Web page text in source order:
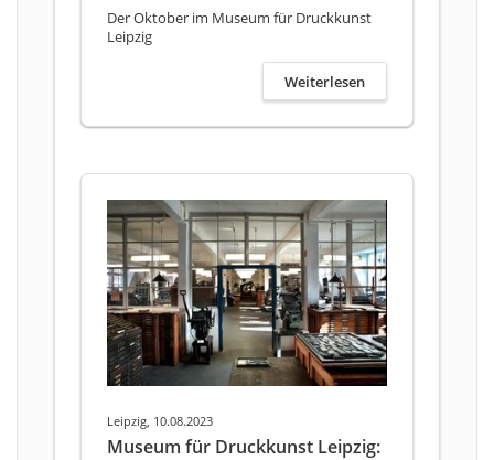
Der Oktober im Museum für Druckkunst
Leipzig
Weiterlesen
Leipzig, 10.08.2023
Museum für Druckkunst Leipzig: